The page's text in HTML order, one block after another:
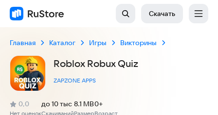
Скачать
Главная Каталог Игры Викторины
Roblox Robux Quiz
ZAPZONE APPS
Рейтинг:
0,0
(
Нет оценок
)
Скачиваний
до 10 тыс
Размер
8.1 MB
Возраст
0+